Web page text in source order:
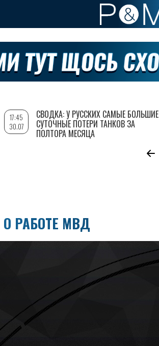
РАБОТЕ МВД
17:45
30.07
СВОДКА: У РУССКИХ САМЫЕ БОЛЬШИЕ
СУТОЧНЫЕ ПОТЕРИ ТАНКОВ ЗА
ПОЛТОРА МЕСЯЦА